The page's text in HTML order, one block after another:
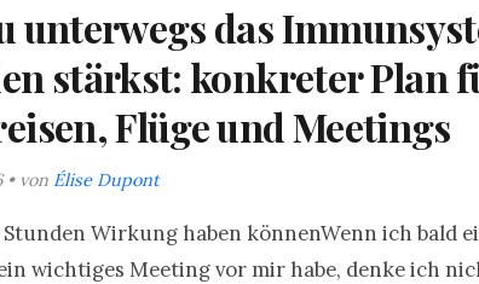
unterwegs das
stärkst: konkreter Plan
Flüge und Meetings
• von Élise Dupont
Wirkung haben könnenWenn ich bald
wichtiges Meeting vor mir habe, denke ich